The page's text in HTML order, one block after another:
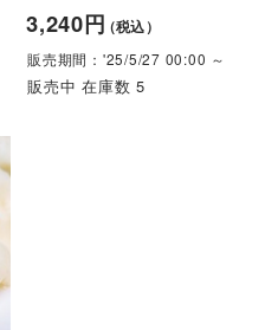
3,240円（税込）
販売期間：'25/5/27 00:00 ～
販売中 在庫数 5